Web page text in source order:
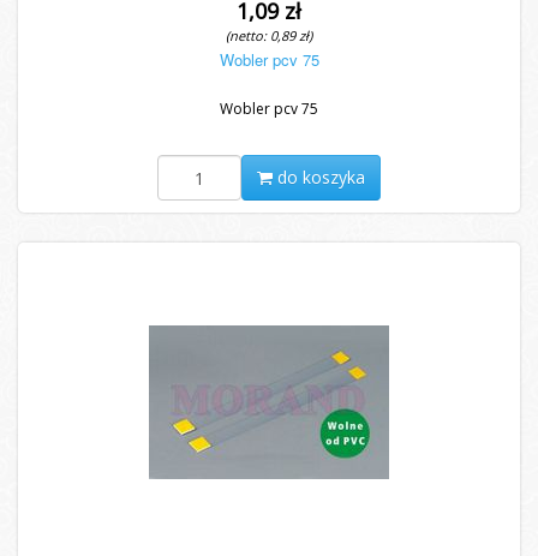
1,09 zł
(netto: 0,89 zł)
Wobler pcv 75
Wobler pcv 75
do koszyka